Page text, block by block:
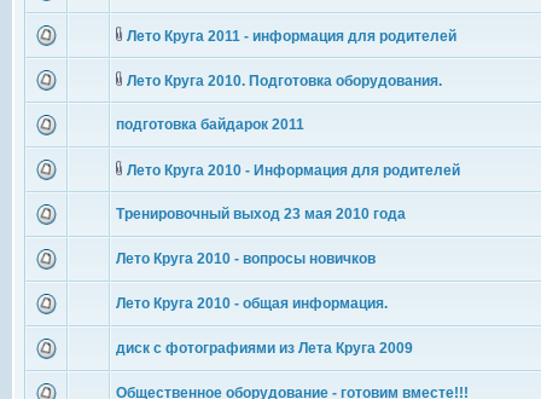
Лето Круга 2011 - информация для родителей
Лето Круга 2010. Подготовка оборудования.
подготовка байдарок 2011
Лето Круга 2010 - Информация для родителей
Тренировочный выход 23 мая 2010 года
Лето Круга 2010 - вопросы новичков
Лето Круга 2010 - общая информация.
диск с фотографиями из Лета Круга 2009
Общественное оборудование - готовим вместе!!!